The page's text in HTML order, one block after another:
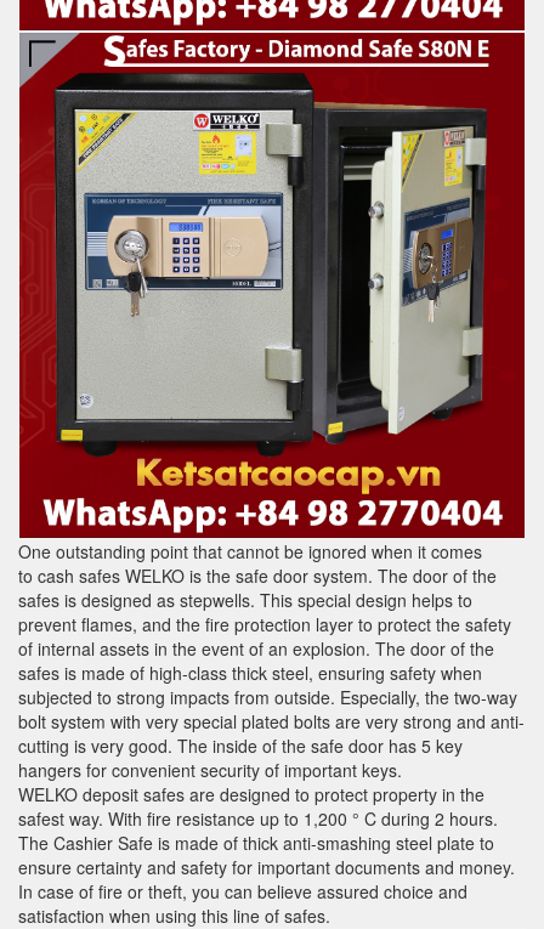
One outstanding point that cannot be ignored when it comes
to cash safes WELKO is the safe door system. The door of the
safes is designed as stepwells. This special design helps to
prevent flames, and the fire protection layer to protect the safety
of internal assets in the event of an explosion. The door of the
safes is made of high-class thick steel, ensuring safety when
subjected to strong impacts from outside. Especially, the two-way
bolt system with very special plated bolts are very strong and anti-
cutting is very good. The inside of the safe door has 5 key
hangers for convenient security of important keys.
WELKO deposit safes are designed to protect property in the
safest way. With fire resistance up to 1,200 ° C during 2 hours.
The Cashier Safe is made of thick anti-smashing steel plate to
ensure certainty and safety for important documents and money.
In case of fire or theft, you can believe assured choice and
satisfaction when using this line of safes.